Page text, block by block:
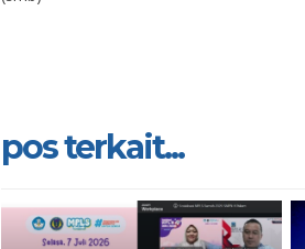
pos terkait...